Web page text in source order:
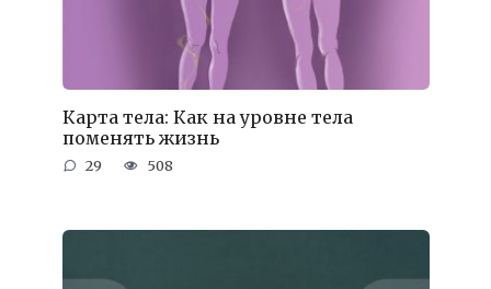
Карта тела: Как на уровне тела
поменять жизнь
29 508